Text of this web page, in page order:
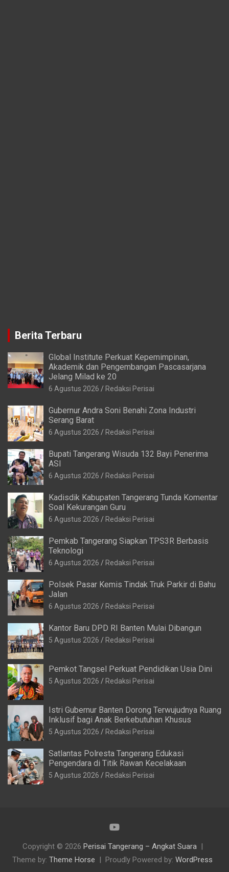
Berita Terbaru
Global Institute Perkuat Kepemimpinan,
Akademik dan Pengembangan Pascasarjana
Jelang Milad ke 20
6 Agustus 2026 Redaksi Perisai
Gubernur Andra Soni Benahi Zona Industri
Serang Barat
6 Agustus 2026 Redaksi Perisai
Bupati Tangerang Wisuda 132 Bayi Penerima
ASI
6 Agustus 2026 Redaksi Perisai
Kadisdik Kabupaten Tangerang Tunda Komentar
Soal Kekurangan Guru
6 Agustus 2026 Redaksi Perisai
Pemkab Tangerang Siapkan TPS3R Berbasis
Teknologi
6 Agustus 2026 Redaksi Perisai
Polsek Pasar Kemis Tindak Truk Parkir di Bahu
Jalan
6 Agustus 2026 Redaksi Perisai
Kantor Baru DPD RI Banten Mulai Dibangun
5 Agustus 2026 Redaksi Perisai
Pemkot Tangsel Perkuat Pendidikan Usia Dini
5 Agustus 2026 Redaksi Perisai
Istri Gubernur Banten Dorong Terwujudnya Ruang
Inklusif bagi Anak Berkebutuhan Khusus
5 Agustus 2026 Redaksi Perisai
Satlantas Polresta Tangerang Edukasi
Pengendara di Titik Rawan Kecelakaan
5 Agustus 2026 Redaksi Perisai
Copyright © 2026 Perisai Tangerang – Angkat Suara
Theme by: Theme Horse Proudly Powered by: WordPress